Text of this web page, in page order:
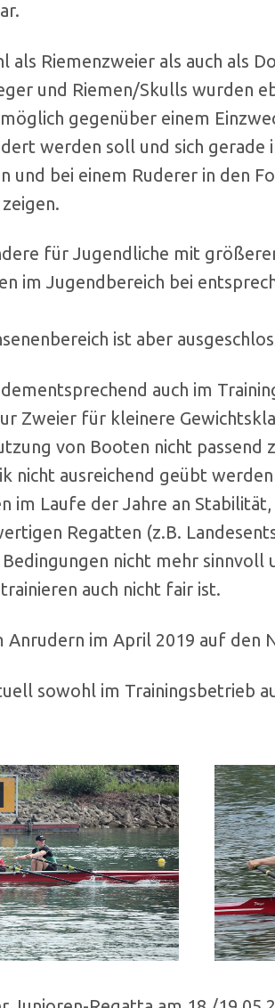
als Riemenzweier als auch als
und Riemen/Skulls wurden
gegenüber einem
werden soll und sich
und bei einem Ruderer in den
für Jugendliche mit
im Jugendbereich bei
ist aber
auch im
Zweier für kleinere
von Booten nicht passend
nicht ausreichend geübt
im Laufe der Jahre an
Regatten (z.B.
nicht mehr sinnvoll
auch nicht fair ist.
Anrudern im April 2019 auf den
sowohl im Trainingsbetrieb